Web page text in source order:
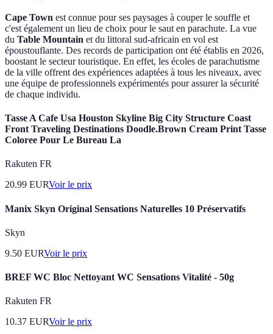
Cape Town est connue pour ses paysages à couper le souffle et
c'est également un lieu de choix pour le saut en parachute. La vue
du Table Mountain et du littoral sud-africain en vol est
époustouflante. Des records de participation ont été établis en 2026,
boostant le secteur touristique. En effet, les écoles de parachutisme
de la ville offrent des expériences adaptées à tous les niveaux, avec
une équipe de professionnels expérimentés pour assurer la sécurité
de chaque individu.
Tasse A Cafe Usa Houston Skyline Big City Structure Coast
Front Traveling Destinations Doodle.Brown Cream Print Tasse
Coloree Pour Le Bureau La
Rakuten FR
20.99 EURVoir le prix
Manix Skyn Original Sensations Naturelles 10 Préservatifs
Skyn
9.50 EURVoir le prix
BREF WC Bloc Nettoyant WC Sensations Vitalité - 50g
Rakuten FR
10.37 EURVoir le prix